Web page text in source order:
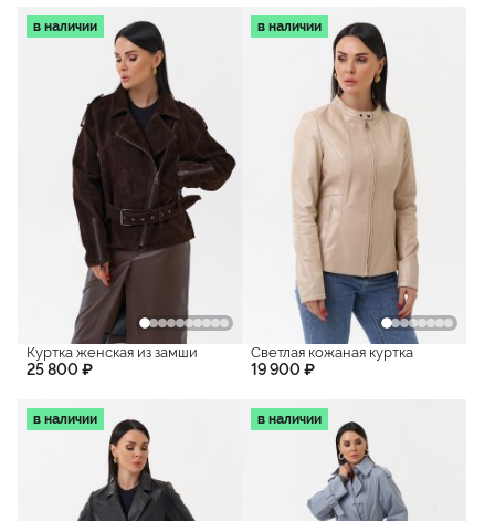
в наличии
Куртка женская из замши
25 800 ₽
в наличии
Светлая кожаная куртка
19 900 ₽
в наличии в наличии